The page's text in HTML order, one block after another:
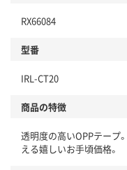
RX66084
型番
IRL-CT20
商品の特徴
透明度の高いOPPテープ
える嬉しいお手頃価格。